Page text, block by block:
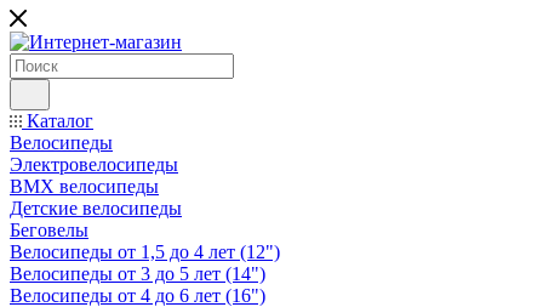
Каталог
Велосипеды
Электровелосипеды
BMX велосипеды
Детские велосипеды
Беговелы
Велосипеды от 1,5 до 4 лет (12")
Велосипеды от 3 до 5 лет (14")
Велосипеды от 4 до 6 лет (16")